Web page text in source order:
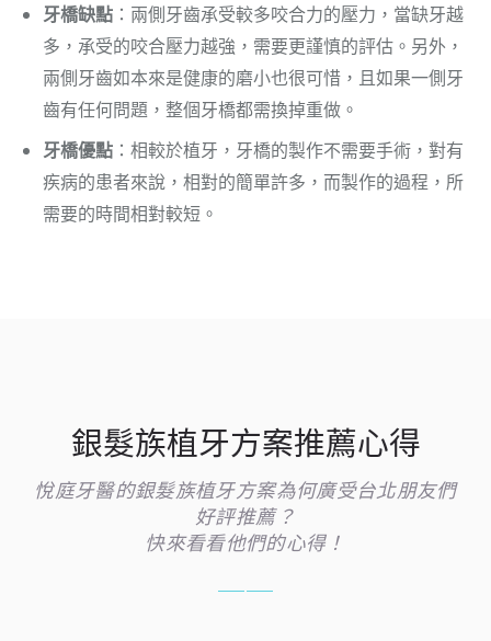
牙橋缺點 ：兩側牙齒承受較多咬合力的壓力，當缺牙越
多，承受的咬合壓力越強，需要更謹慎的評估。另外，
兩側牙齒如本來是健康的磨小也很可惜，且如果一側牙
齒有任何問題，整個牙橋都需換掉重做。
牙橋優點 ：相較於植牙，牙橋的製作不需要手術，對有
疾病的患者來說，相對的簡單許多，而製作的過程，所
需要的時間相對較短。
銀髮族植牙方案推薦心得
悅庭牙醫的銀髮族植牙方案為何廣受台北朋友們
好評推薦？
快來看看他們的心得！